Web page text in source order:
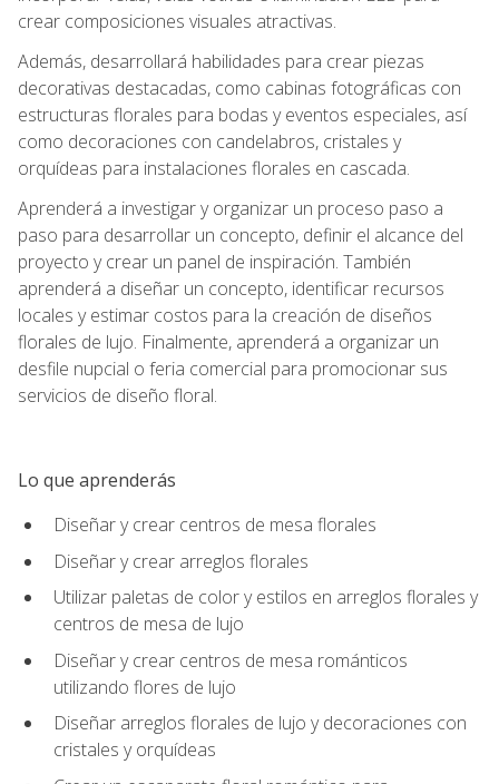
crear composiciones visuales atractivas.
Además, desarrollará habilidades para crear piezas
decorativas destacadas, como cabinas fotográficas con
estructuras florales para bodas y eventos especiales, así
como decoraciones con candelabros, cristales y
orquídeas para instalaciones florales en cascada.
Aprenderá a investigar y organizar un proceso paso a
paso para desarrollar un concepto, definir el alcance del
proyecto y crear un panel de inspiración. También
aprenderá a diseñar un concepto, identificar recursos
locales y estimar costos para la creación de diseños
florales de lujo. Finalmente, aprenderá a organizar un
desfile nupcial o feria comercial para promocionar sus
servicios de diseño floral.
Lo que aprenderás
Diseñar y crear centros de mesa florales
Diseñar y crear arreglos florales
Utilizar paletas de color y estilos en arreglos florales y
centros de mesa de lujo
Diseñar y crear centros de mesa románticos
utilizando flores de lujo
Diseñar arreglos florales de lujo y decoraciones con
cristales y orquídeas